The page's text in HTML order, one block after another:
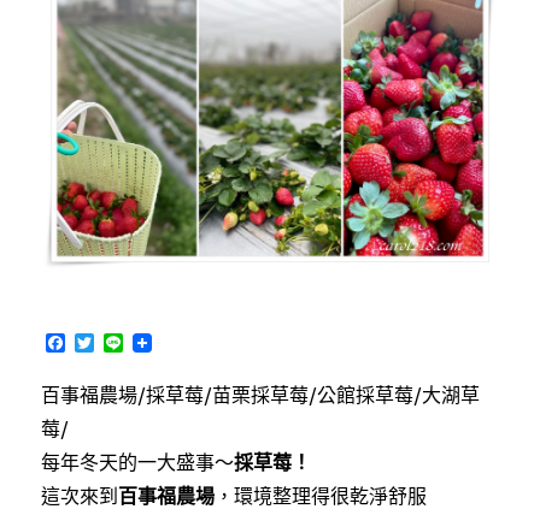
的
好
滋
味
自
家
培
育
稀
園
帶
採
草
F
c
e
b
o
o
k
T
i
t
r
L
n
e
百事福農場/採草莓/苗栗採草莓/公館採草莓/大湖草
莓/
每年冬天的一大盛事～採草莓！
這次來到 百事福農場 ，環境整理得很乾淨舒服